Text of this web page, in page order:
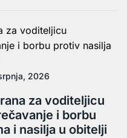
2026
za voditeljicu
i borbu
i nasilja u obitelji